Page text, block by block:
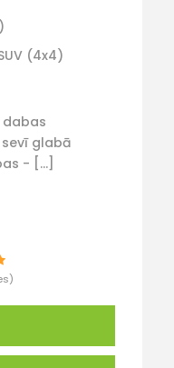
(4x4)
dabas
glabā
- […]